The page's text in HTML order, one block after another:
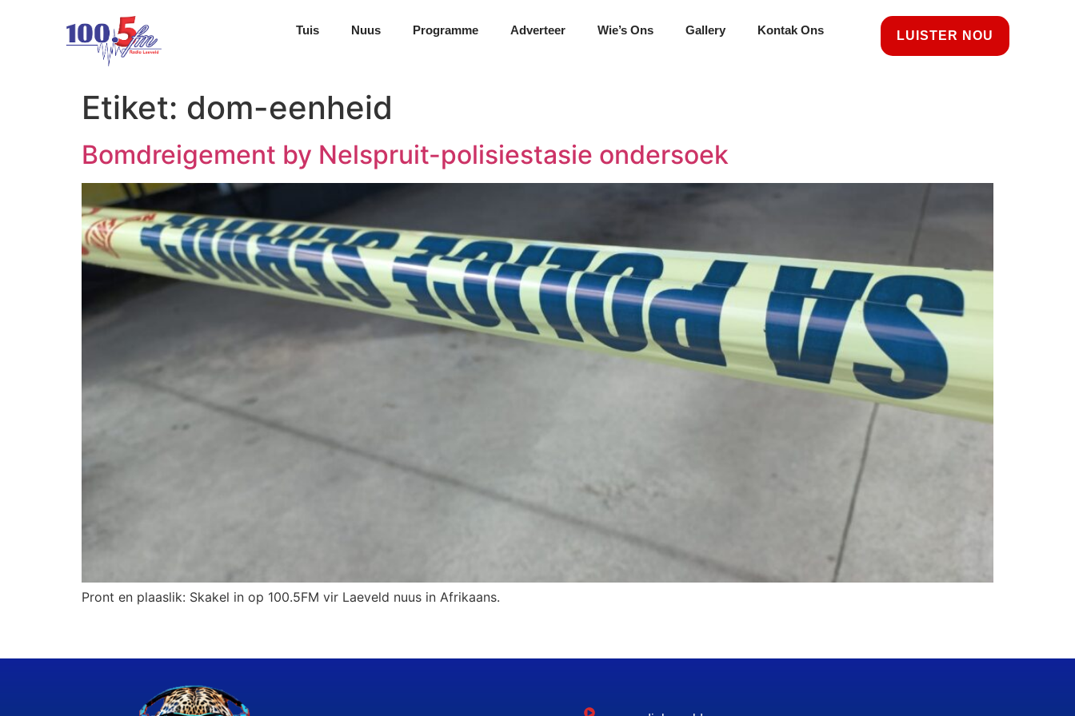
Tuis Nuus Programme Adverteer Wie’s Ons Gallery Kontak Ons LUISTER NOU
Etiket: dom-eenheid
Bomdreigement by Nelspruit-polisiestasie ondersoek
Pront en plaaslik: Skakel in op 100.5FM vir Laeveld nuus in Afrikaans.